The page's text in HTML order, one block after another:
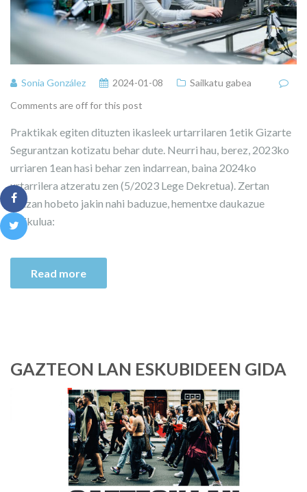
Sonia González 2024-01-08
Sailkatu gabea
Comments are off for this post
Praktikak egiten dituzten ikasleek urtarrilaren 1etik Gizarte
Segurantzan kotizatu behar dute. Neurri hau, berez, 2023ko
urriaren 1ean hasi behar zen indarrean, baina 2024ko
urtarrilera atzeratu zen (5/2023 Lege Dekretua). Zertan
datzan hobeto jakin nahi baduzue, hementxe daukazue
artikulua:
Read more
GAZTEON LAN ESKUBIDEEN GIDA